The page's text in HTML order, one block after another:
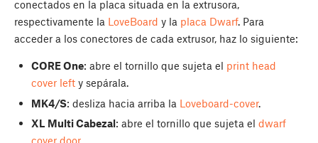
conectados en la placa situada en la extrusora,
respectivamente la LoveBoard y la placa Dwarf. Para
acceder a los conectores de cada extrusor, haz lo siguiente:
CORE One: abre el tornillo que sujeta el print head
cover lefty sepárala.
MK4/S: desliza hacia arriba la Loveboard-cover.
XL Multi Cabezal: abre el tornillo que sujeta el dwarf
cover door.